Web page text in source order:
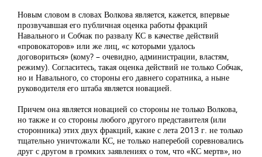
Новым словом в словах Волкова является, кажется, впервые
прозвучавшая его публичная оценка работы фракций
Навального и Собчак по развалу КС в качестве действий
«провокаторов» или же лиц, «с которыми удалось
договориться» (кому? – очевидно, администрации, властям,
режиму). Согласитесь, такая оценка действий не только Собчак,
но и Навального, со стороны его давнего соратника, а ныне
руководителя его штаба является новацией.
Причем она является новацией со стороны не только Волкова,
но также и со стороны любого другого представителя (или
сторонника) этих двух фракций, какие с лета 2013 г. не только
тщательно уничтожали КС, не только наперебой соревновались
друг с другом в громких заявлениях о том, что «КС мертв», но